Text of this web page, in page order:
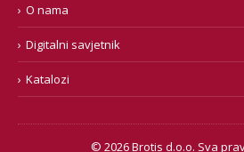
O nama
Digitalni savjetnik
Katalozi
© 2026 Brotis d.o.o. Sva